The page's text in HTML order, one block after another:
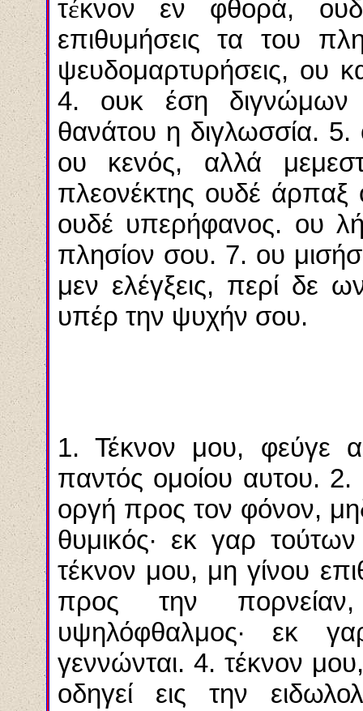
τέκνον εν φθορά,
επιθυμήσεις τα του
ψευδομαρτυρήσεις, ου
4. ουκ έση διγνώμων
θανάτου η διγλωσσία.
ου κενός, αλλά
πλεονέκτης ουδέ άρπαξ
ουδέ υπερήφανος. ου
πλησίον σου. 7. ου
μεν ελέγξεις, περί δε
υπέρ την ψυχήν σου.
1. Τέκνον μου, φεύγε
παντός ομοίου αυτου. 2.
οργή προς τον φόνον,
θυμικός· εκ γαρ
τέκνον μου, μη γίνου
προς την
υψηλόφθαλμος· εκ
γεννώνται. 4. τέκνον
οδηγεί εις την